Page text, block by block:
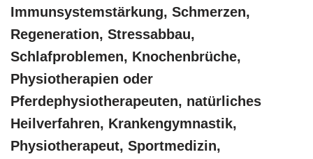
Immunsystemstärkung, Schmerzen,
Regeneration, Stressabbau,
Schlafproblemen, Knochenbrüche,
Physiotherapien oder
Pferdephysiotherapeuten, natürliches
Heilverfahren, Krankengymnastik,
Physiotherapeut, Sportmedizin,